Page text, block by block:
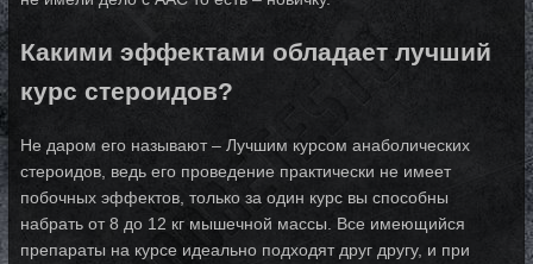
Какими эффектами обладает лучший
курс стероидов?
Не даром его называют – Лучшим курсом анаболических
стероидов, ведь его проведение практически не имеет
побочных эффектов, только за один курс вы способны
набрать от 8 до 12 кг мышечной массы. Все имеющийся
препараты на курсе идеально подходят друг другу, и при